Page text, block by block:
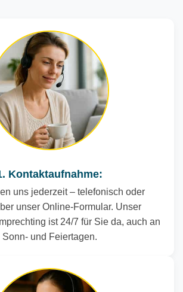
Kontaktaufnahme:
uns jederzeit – telefonisch oder
unser Online-Formular. Unser
ist 24/7 für Sie da, auch an
Sonn- und Feiertagen.